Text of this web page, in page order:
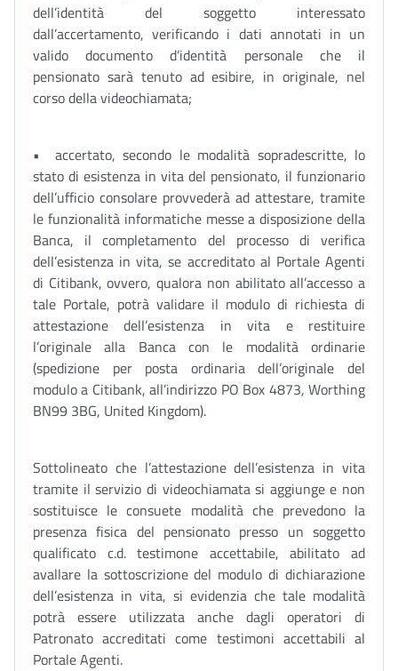
dell’identità del soggetto interessato
dall’accertamento, verificando i dati annotati in un
valido documento d’identità personale che il
pensionato sarà tenuto ad esibire, in originale, nel
corso della videochiamata;
• accertato, secondo le modalità sopradescritte, lo
stato di esistenza in vita del pensionato, il funzionario
dell’ufficio consolare provvederà ad attestare, tramite
le funzionalità informatiche messe a disposizione della
Banca, il completamento del processo di verifica
dell’esistenza in vita, se accreditato al Portale Agenti
di Citibank, ovvero, qualora non abilitato all’accesso a
tale Portale, potrà validare il modulo di richiesta di
attestazione dell’esistenza in vita e restituire
l’originale alla Banca con le modalità ordinarie
(spedizione per posta ordinaria dell’originale del
modulo a Citibank, all’indirizzo PO Box 4873, Worthing
BN99 3BG, United Kingdom).
Sottolineato che l’attestazione dell’esistenza in vita
tramite il servizio di videochiamata si aggiunge e non
sostituisce le consuete modalità che prevedono la
presenza fisica del pensionato presso un soggetto
qualificato c.d. testimone accettabile, abilitato ad
avallare la sottoscrizione del modulo di dichiarazione
dell’esistenza in vita, si evidenzia che tale modalità
potrà essere utilizzata anche dagli operatori di
Patronato accreditati come testimoni accettabili al
Portale Agenti.